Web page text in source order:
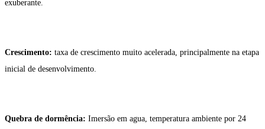
exuberante.
Crescimento: taxa de crescimento muito acelerada, principalmente na etapa
inicial de desenvolvimento.
Quebra de dormência: Imersão em agua, temperatura ambiente por 24